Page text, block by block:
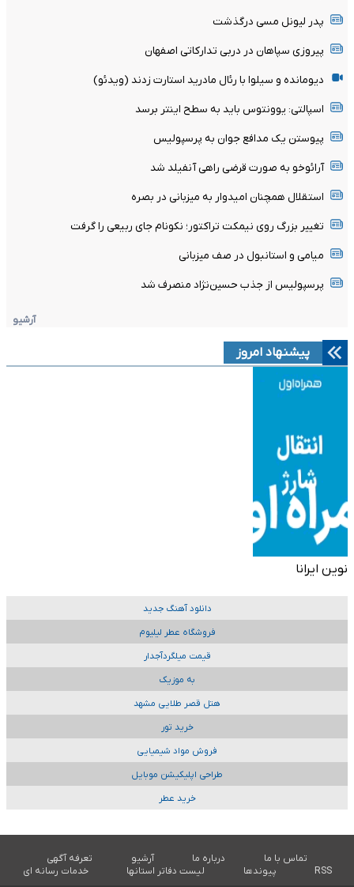
پدر لیونل مسی درگذشت
پیروزی سپاهان در دربی تدارکاتی اصفهان
دیومانده و سیلوا با رئال مادرید استارت زدند (ویدئو)
اسپالتی: یوونتوس باید به سطح اینتر برسد
پیوستن یک مدافع جوان به پرسپولیس
آرائوخو به صورت قرضی راهی آنفیلد شد
استقلال همچنان امیدوار به میزبانی در بصره
تغییر بزرگ روی نیمکت تراکتور؛ نکونام جای ربیعی را گرفت
میامی و استانبول در صف میزبانی
پرسپولیس از جذب حسین‌نژاد منصرف شد
آرشیو
پیشنهاد امروز
نوین ایرانا
دانلود آهنگ جدید
فروشگاه عطر لیلیوم
قیمت میلگردآجدار
به موزیک
هتل قصر طلایی مشهد
خرید تور
فروش مواد شیمیایی
طراحی اپلیکیشن موبایل
خرید عطر
تماس با ما درباره ما آرشیو
تعرفه آگهی
RSS
پیوندها لیست دفاتر استانها خدمات رسانه ای